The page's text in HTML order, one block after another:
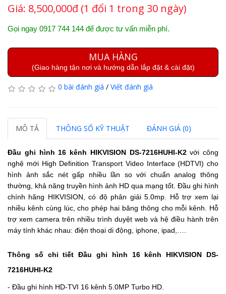
Giá: 8,500,000đ (1 đổi 1 trong 30 ngày)
Gọi ngay 0917 744 144 để được tư vấn miễn phí.
MUA HÀNG
(Giao hàng tận nơi và hướng dẫn lắp đặt & cài đặt)
0 bài đánh giá / Viết đánh giá
MÔ TẢ THÔNG SỐ KỸ THUẬT ĐÁNH GIÁ (0)
Đầu ghi hình 16 kênh HIKVISION DS-7216HUHI-K2với công
nghệ mới High Definition Transport Video Interface (HDTVI) cho
hình ảnh sắc nét gấp nhiều lần so với chuẩn analog thông
thường, khả năng truyền hình ảnh HD qua mạng tốt. Đầu ghi hình
chính hãng HIKVISION, có độ phân giải 5.0mp. Hỗ trợ xem lại
nhiều kênh cùng lúc, cho phép hai băng thông cho mỗi kênh. Hỗ
trợ xem camera trên nhiều trình duyệt web và hệ điều hành trên
máy tính khác nhau: điện thoại di động, iphone, ipad,….
Thông số chi tiết Đầu ghi hình 16 kênh HIKVISION DS-
7216HUHI-K2
- Đầu ghi hình HD-TVI 16 kênh 5.0MP Turbo HD.